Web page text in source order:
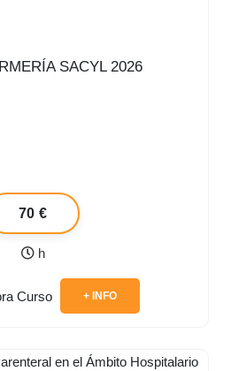
SACYL 2026
70 €
h
+ INFO